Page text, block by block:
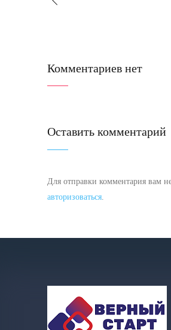
Комментариев нет
Оставить комментарий
Для отправки комментария вам
авторизоваться.